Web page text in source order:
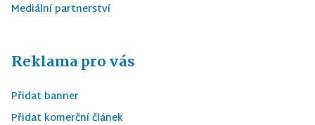
Mediální partnerství
Reklama pro vás
Přidat banner
Přidat komerční článek